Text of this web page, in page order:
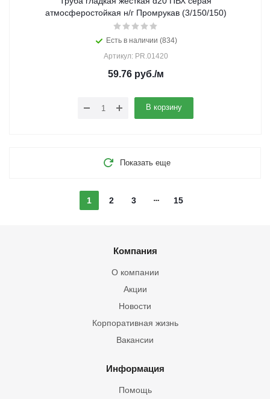
атмосферостойкая н/г Промрукав (3/150/150)
Есть в наличии (834)
Артикул: PR.01420
59.76руб./м
В корзину
Показать еще
1 2 3 15
Компания
О компании
Акции
Новости
Корпоративная жизнь
Вакансии
Информация
Помощь